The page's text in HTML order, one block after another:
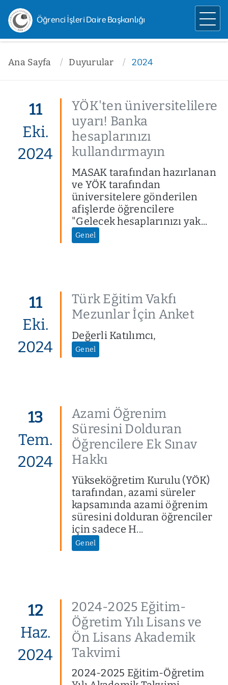
Öğrenci İşleri Daire Başkanlığı
Ana Sayfa Duyurular 2024
11
Eki.
2024
YÖK'ten üniversitelilere
uyarı! Banka
hesaplarınızı
kullandırmayın
MASAK tarafından hazırlanan
ve YÖK tarafından
üniversitelere gönderilen
afişlerde öğrencilere
"Gelecek hesaplarınızı yak...
Genel
11
Eki.
2024
Türk Eğitim Vakfı
Mezunlar İçin Anket
Değerli Katılımcı,
Genel
13
Tem.
2024
Azami Öğrenim
Süresini Dolduran
Öğrencilere Ek Sınav
Hakkı
Yükseköğretim Kurulu (YÖK)
tarafından, azami süreler
kapsamında azami öğrenim
süresini dolduran öğrenciler
için sadece H...
Genel
12
Haz.
2024
2024-2025 Eğitim-
Öğretim Yılı Lisans ve
Ön Lisans Akademik
Takvimi
2024-2025 Eğitim-Öğretim